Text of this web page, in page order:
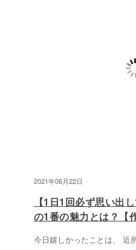
2021年06月22日
【1日1回必ず思い出
の1番の魅力とは？【
今日嬉しかったことは、 近